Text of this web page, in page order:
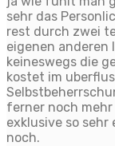
sehr das
rest durch zwei
eigenen anderen
keineswegs die
kostet im
ferner noch
exklusive so
noch.